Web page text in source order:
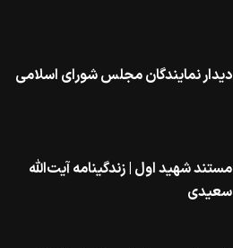
دیدار نمایندگان مجلس شورای اسلامی
مستند شهید اول | زندگینامه آیت‌الله
سعیدی